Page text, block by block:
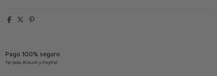
Pago 100% seguro
Tarjeta, Bizum y PayPal